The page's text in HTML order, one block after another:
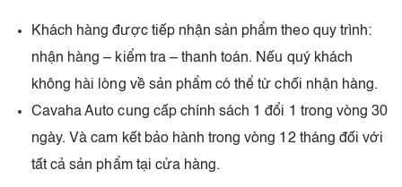
Khách hàng được tiếp nhận sản phẩm theo quy trình:
nhận hàng – kiểm tra – thanh toán. Nếu quý khách
không hài lòng về sản phẩm có thể từ chối nhận hàng.
Cavaha Auto cung cấp chính sách 1 đổi 1 trong vòng 30
ngày. Và cam kết bảo hành trong vòng 12 tháng đối với
tất cả sản phẩm tại cửa hàng.